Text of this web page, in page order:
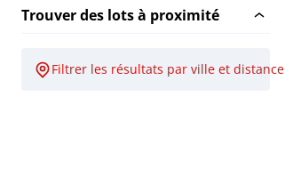
Trouver des lots à proximité
Filtrer les résultats par ville et distance